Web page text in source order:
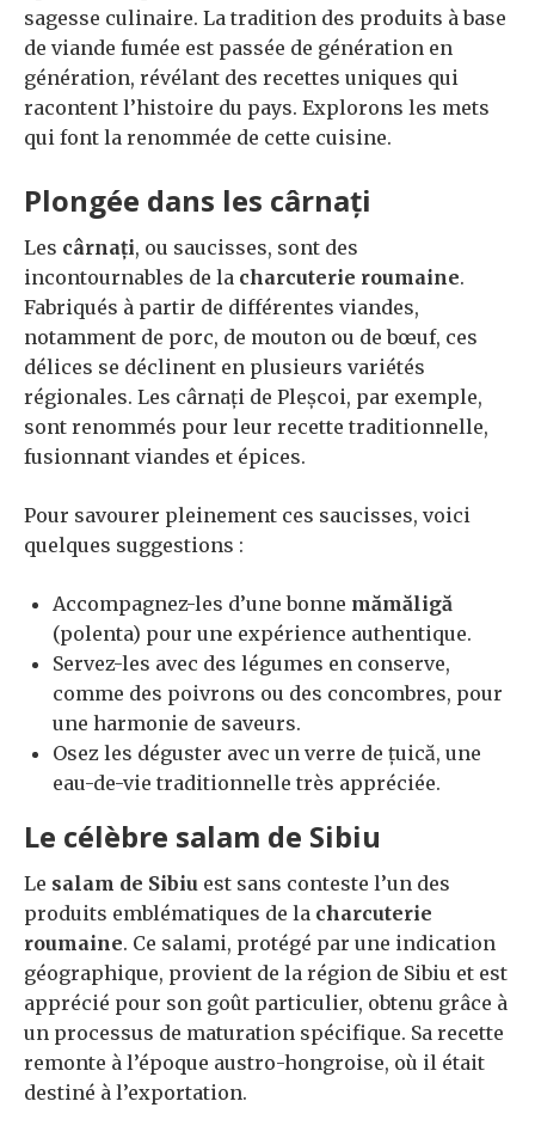
sagesse culinaire. La tradition des produits à base
de viande fumée est passée de génération en
génération, révélant des recettes uniques qui
racontent l’histoire du pays. Explorons les mets
qui font la renommée de cette cuisine.
Plongée dans les cârnați
Les cârnați, ou saucisses, sont des
incontournables de la charcuterie roumaine.
Fabriqués à partir de différentes viandes,
notamment de porc, de mouton ou de bœuf, ces
délices se déclinent en plusieurs variétés
régionales. Les cârnați de Pleșcoi, par exemple,
sont renommés pour leur recette traditionnelle,
fusionnant viandes et épices.
Pour savourer pleinement ces saucisses, voici
quelques suggestions :
Accompagnez-les d’une bonne mămăligă
(polenta) pour une expérience authentique.
Servez-les avec des légumes en conserve,
comme des poivrons ou des concombres, pour
une harmonie de saveurs.
Osez les déguster avec un verre de țuică, une
eau-de-vie traditionnelle très appréciée.
Le célèbre salam de Sibiu
Le salam de Sibiu est sans conteste l’un des
produits emblématiques de la charcuterie
roumaine. Ce salami, protégé par une indication
géographique, provient de la région de Sibiu et est
apprécié pour son goût particulier, obtenu grâce à
un processus de maturation spécifique. Sa recette
remonte à l’époque austro-hongroise, où il était
destiné à l’exportation.